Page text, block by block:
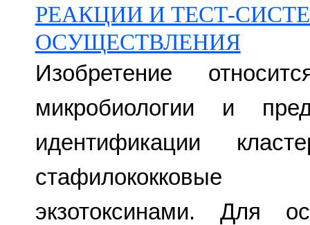
РЕАКЦИИ И ТЕСТ-
ОСУЩЕСТВЛЕНИЯ
Изобретение
микробиологии и
идентификации
экзотоксинами. Для